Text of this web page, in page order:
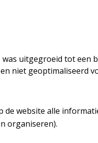
uitgegroeid tot een
niet geoptimaliseerd
de website alle
organiseren).